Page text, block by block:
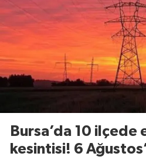
Bursa’da 10 ilçede
kesintisi! 6